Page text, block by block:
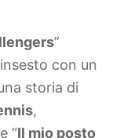
”
con un
storia di
,
“Il mio posto